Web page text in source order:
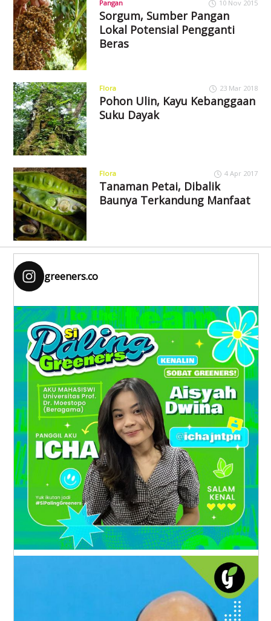
Pangan 10 Nov 2015
Sorgum, Sumber Pangan
Lokal Potensial Pengganti
Beras
Flora 23 Mar 2018
Pohon Ulin, Kayu Kebanggaan
Suku Dayak
Flora 4 Apr 2017
Tanaman Petai, Dibalik
Baunya Terkandung Manfaat
greeners.co